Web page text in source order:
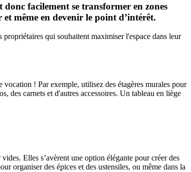
facilement se transformer en zones
même en devenir le point d’intérêt.
qui souhaitent maximiser l'espace dans leur
! Par exemple, utilisez des étagères murales pour
des carnets et d'autres accessoires. Un tableau en liège
Elles s’avèrent une option élégante pour créer des
organiser des épices et des ustensiles, ou même dans la